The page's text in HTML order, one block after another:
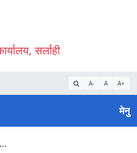
सर्लाही
A- A A+
मेनु